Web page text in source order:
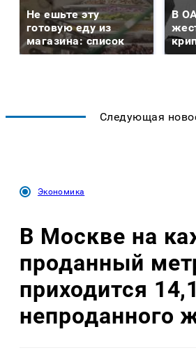
Не ешьте эту
готовую еду из
магазина: список
В
Следующая
Экономика
В Москве на
проданный
приходится
непроданного